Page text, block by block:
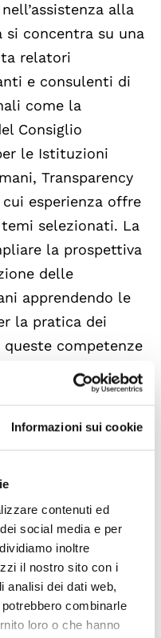
Informazioni sui cookie
contenuti ed
social media e per
inoltre
il nostro sito con i
analisi dei dati web,
combinarle
loro o che hanno
alla
si concentra su una
relatori
e consulenti di
come la
Consiglio
le Istituzioni
Transparency
cui esperienza offre
selezionati. La
la prospettiva
delle
apprendendo le
la pratica dei
competenze
su esempi
la sede del
Umani “Antonio
via Beato
al 15 marzo 2025.
.